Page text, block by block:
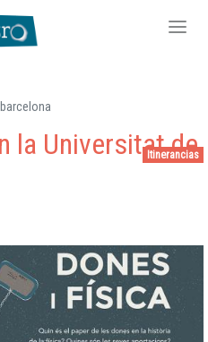
al
principal
Itinerancias
la Universitat de